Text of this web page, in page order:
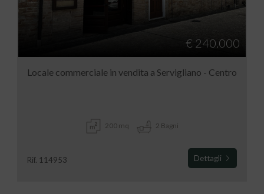
€ 240.000
Locale commerciale in vendita a Servigliano - Centro
200 mq 2 Bagni
Rif. 114953 Dettagli